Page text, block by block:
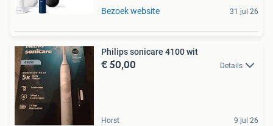
Bezoek website 31 jul 26
Philips sonicare 4100 wit
€ 50,00 Details
Horst 9 jul 26